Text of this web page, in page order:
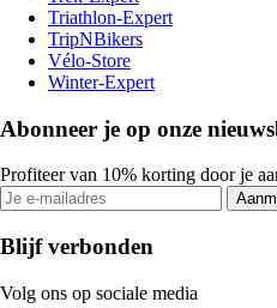
Triathlon-Expert
TripNBikers
Vélo-Store
Winter-Expert
Abonneer je op onze
Profiteer van 10% korting door je
Blijf verbonden
Volg ons op sociale media